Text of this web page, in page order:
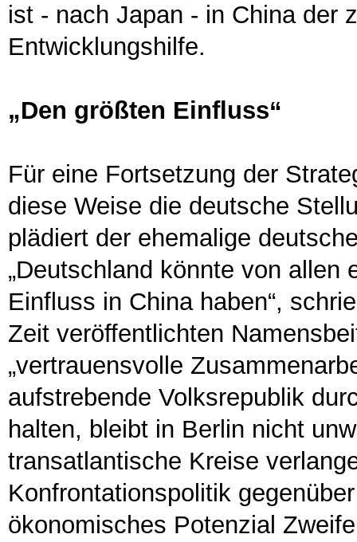
ist - nach Japan - in China der
Entwicklungshilfe.
„Den größten Einfluss“
Für eine Fortsetzung der
diese Weise die deutsche
plädiert der ehemalige
„Deutschland könnte von
Einfluss in China haben“,
Zeit veröffentlichten
„vertrauensvolle
aufstrebende Volksrepublik
halten, bleibt in Berlin nicht
transatlantische Kreise
Konfrontationspolitik
ökonomisches Potenzial